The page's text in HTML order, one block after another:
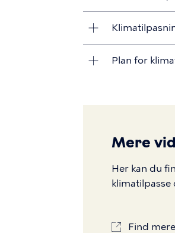
Plan for
Mere
Her kan du
Find